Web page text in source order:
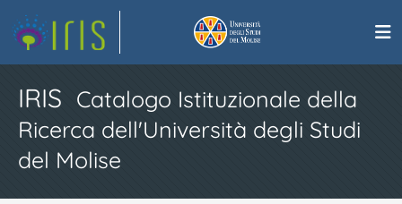
IRIS Catalogo Istituzionale della
Ricerca dell'Università degli Studi
del Molise